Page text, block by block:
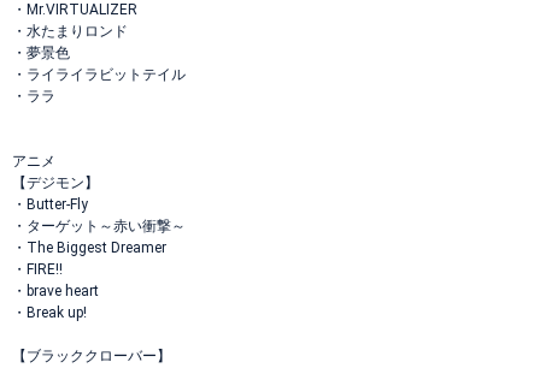
・Mr.VIRTUALIZER
・水たまりロンド
・夢景色
・ライライラビットテイル
・ララ
アニメ
【デジモン】
・Butter-Fly
・ターゲット～赤い衝撃～
・The Biggest Dreamer
・FIRE!!
・brave heart
・Break up!
【ブラッククローバー】